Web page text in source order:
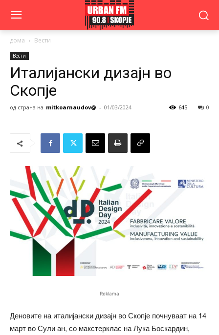
дома Вести
Вести
Италијански дизајн во
Скопје
од страна на mitkoarnaudov@ - 01/03/2024 0
645
Reklama
Деновите на италијански дизајн во Скопје почнуваат на 14
март во Сули ан, со макстерклас на Лука Боскардин,